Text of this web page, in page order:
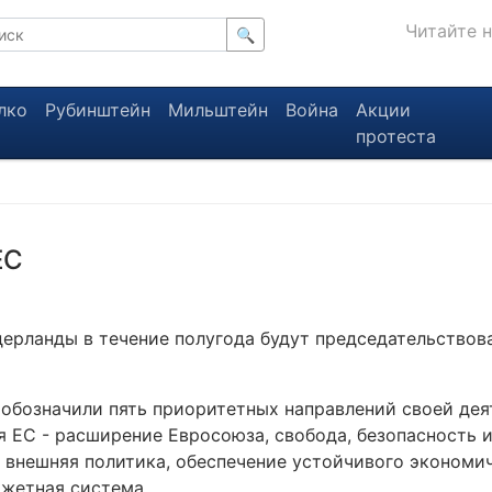
🔍 Читайте
Рубинштейн Мильштейн Война
Акции
протеста
в течение полугода будут
пять приоритетных направлений своей
ЕС - расширение Евросоюза, свобода, безопасность
политика, обеспечение устойчивого
система.